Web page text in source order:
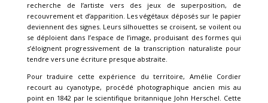
recherche de l’artiste vers des jeux de superposition, de
recouvrement et d’apparition. Les végétaux déposés sur le papier
deviennent des signes. Leurs silhouettes se croisent, se voilent ou
se déploient dans l’espace de l’image, produisant des formes qui
s’éloignent progressivement de la transcription naturaliste pour
tendre vers une écriture presque abstraite.
Pour traduire cette expérience du territoire, Amélie Cordier
recourt au cyanotype, procédé photographique ancien mis au
point en 1842 par le scientifique britannique John Herschel. Cette